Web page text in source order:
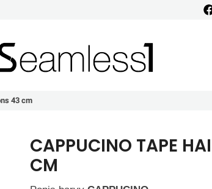
43 cm
CAPPUCINO TAPE
CM